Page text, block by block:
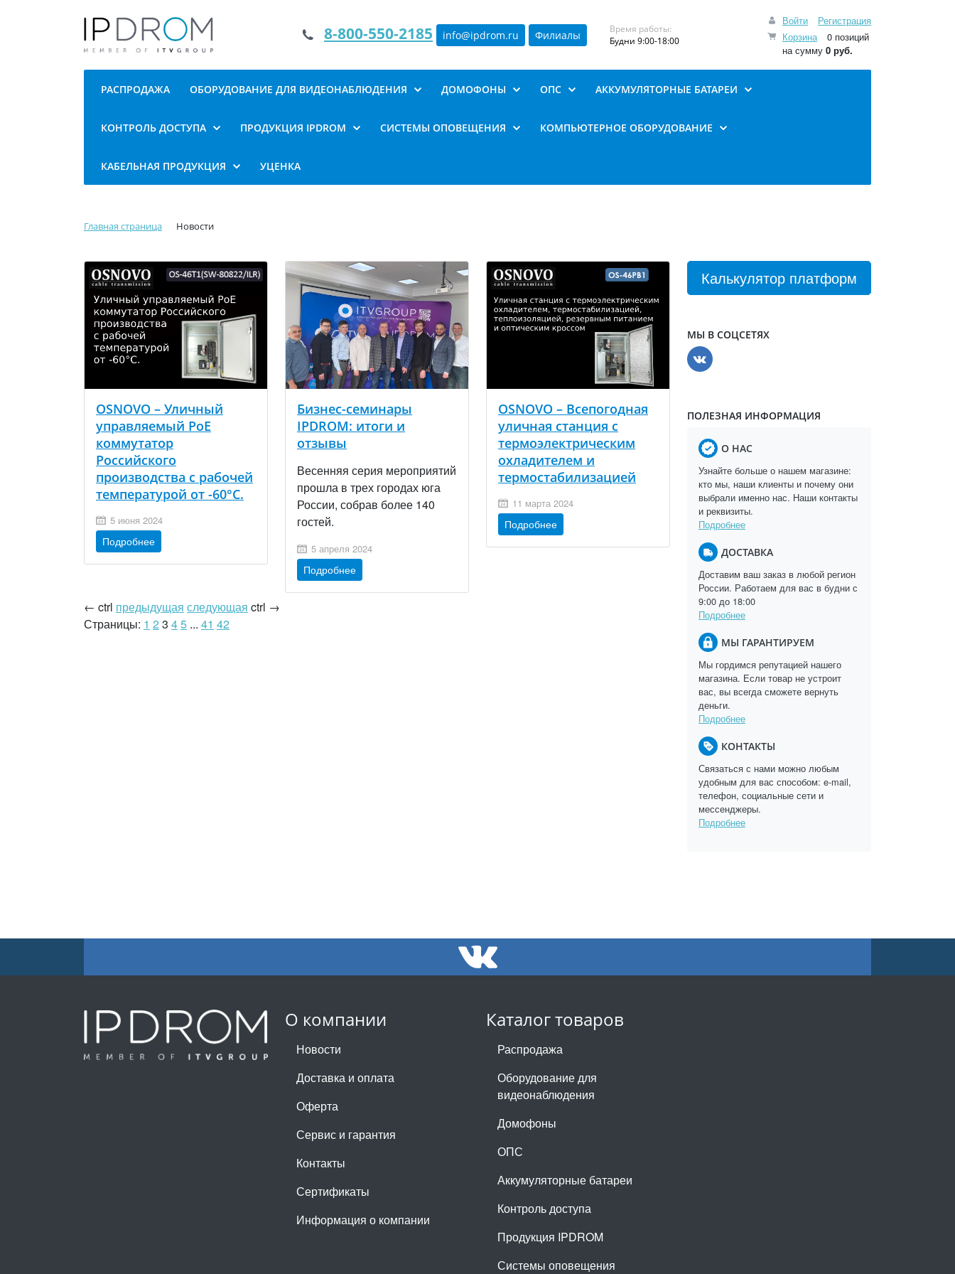
Войти
Регистрация
Корзина
0 позиций
на сумму 0 руб.
8-800-550-2185 info@ipdrom.ru Филиалы
Время работы:
Будни 9:00-18:00
РАСПРОДАЖА ОБОРУДОВАНИЕ ДЛЯ ВИДЕОНАБЛЮДЕНИЯ ДОМОФОНЫ ОПС АККУМУЛЯТОРНЫЕ БАТАРЕИ
КОНТРОЛЬ ДОСТУПА ПРОДУКЦИЯ IPDROM СИСТЕМЫ ОПОВЕЩЕНИЯ КОМПЬЮТЕРНОЕ ОБОРУДОВАНИЕ
КАБЕЛЬНАЯ ПРОДУКЦИЯ УЦЕНКА
Главная страница Новости
OSNOVO – Уличный
управляемый PoE
коммутатор
Российского
производства с рабочей
температурой от -60°С.
5 июня 2024
Подробнее
Бизнес-семинары
IPDROM: итоги и
отзывы
Весенняя серия мероприятий
прошла в трех городах юга
России, собрав более 140
гостей.
5 апреля 2024
Подробнее
OSNOVO – Всепогодная
уличная станция с
термоэлектрическим
охладителем и
термостабилизацией
11 марта 2024
Подробнее
← ctrl предыдущая следующая ctrl →
Страницы: 1 2 3 45 ... 41 42
Калькулятор платформ
МЫ В СОЦСЕТЯХ
ПОЛЕЗНАЯ ИНФОРМАЦИЯ
О НАС
Узнайте больше о нашем магазине:
кто мы, наши клиенты и почему они
выбрали именно нас. Наши контакты
и реквизиты.
Подробнее
ДОСТАВКА
Доставим ваш заказ в любой регион
России. Работаем для вас в будни с
9:00 до 18:00
Подробнее
МЫ ГАРАНТИРУЕМ
Мы гордимся репутацией нашего
магазина. Если товар не устроит
вас, вы всегда сможете вернуть
деньги.
Подробнее
КОНТАКТЫ
Связаться с нами можно любым
удобным для вас способом: e-mail,
телефон, социальные сети и
мессенджеры.
Подробнее
О компании
Новости
Доставка и оплата
Оферта
Сервис и гарантия
Контакты
Сертификаты
Информация о компании
Каталог товаров
Распродажа
Оборудование для
видеонаблюдения
Домофоны
ОПС
Аккумуляторные батареи
Контроль доступа
Продукция IPDROM
Системы оповещения